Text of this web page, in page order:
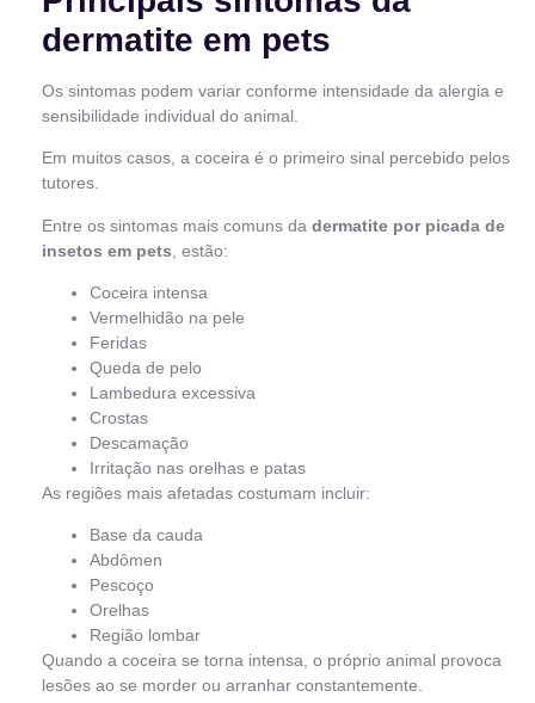
dermatite em pets
Os sintomas podem variar conforme intensidade da alergia e
sensibilidade individual do animal.
Em muitos casos, a coceira é o primeiro sinal percebido pelos
tutores.
Entre os sintomas mais comuns da dermatite por picada de
insetos em pets , estão:
Coceira intensa
Vermelhidão na pele
Feridas
Queda de pelo
Lambedura excessiva
Crostas
Descamação
Irritação nas orelhas e patas
As regiões mais afetadas costumam incluir:
Base da cauda
Abdômen
Pescoço
Orelhas
Região lombar
Quando a coceira se torna intensa, o próprio animal provoca
lesões ao se morder ou arranhar constantemente.